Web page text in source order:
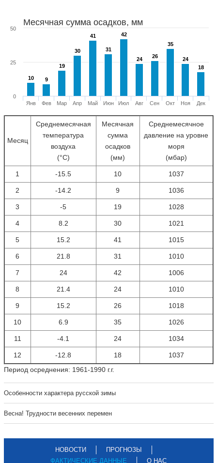
Месячная сумма осадков, мм
10
10 9
9
19
19
30
30
41
41
31
31
42
42
24
24 26
26
35
35
24
24
18
18
Янв Фев Мар Апр Май Июн Июл Авг Сен Окт Ноя Дек
0
25
50
Месяц
Среднемесячная
температура
воздуха
(°С)
Месячная
сумма
осадков
(мм)
Среднемесячное
давление на уровне
моря
(мбар)
1 -15.5 10 1037
2 -14.2 9 1036
3 -5 19 1028
4 8.2 30 1021
5 15.2 41 1015
6 21.8 31 1010
7 24 42 1006
8 21.4 24 1010
9 15.2 26 1018
10 6.9 35 1026
11 -4.1 24 1034
12 -12.8 18
1037
Период осреднения: 1961-1990 г.г.
Особенности характера русской зимы
Весна! Трудности весенних перемен
НОВОСТИ
ПРОГНОЗЫ
ФАКТИЧЕСКИЕ ДАННЫЕ
О НАС